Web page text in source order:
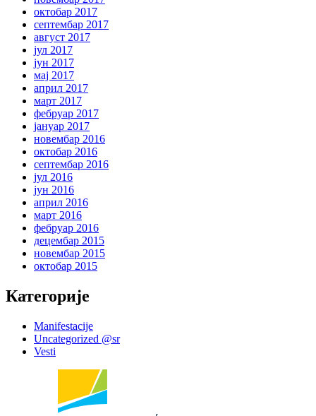
октобар 2017
септембар 2017
август 2017
јул 2017
јун 2017
мај 2017
април 2017
март 2017
фебруар 2017
јануар 2017
новембар 2016
октобар 2016
септембар 2016
јул 2016
јун 2016
април 2016
март 2016
фебруар 2016
децембар 2015
новембар 2015
октобар 2015
Категорије
Manifestacije
Uncategorized @sr
Vesti